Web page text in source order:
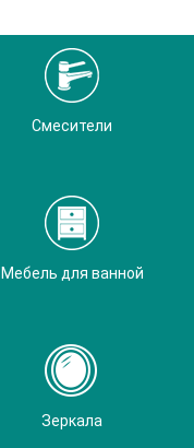
Смесители
Мебель для ванной
Зеркала